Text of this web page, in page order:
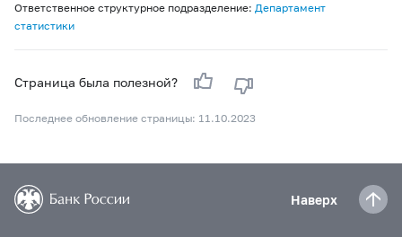
Ответственное структурное подразделение: Департамент
статистики
Страница была полезной?
Последнее обновление страницы: 11.10.2023
Наверх